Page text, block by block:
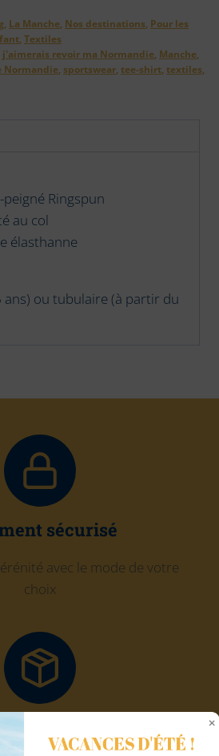
La Manche Nos destinations Pour les
Textiles
j'aimerais revoir ma Normandie Manche
Normandie sportswear tee-shirt textiles
Ringspun
au col
élasthanne
ans) ou tubulaire (à partir du
sécurisé
avec le mode de votre
choix
and Collect
VACANCES D'ÉTÉ !